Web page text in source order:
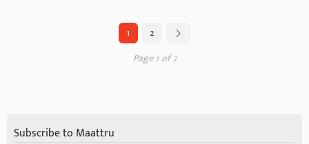
1
2
Page 1 of 2
Subscribe to Maattru